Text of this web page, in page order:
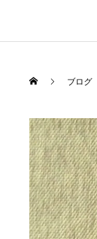
ブログ